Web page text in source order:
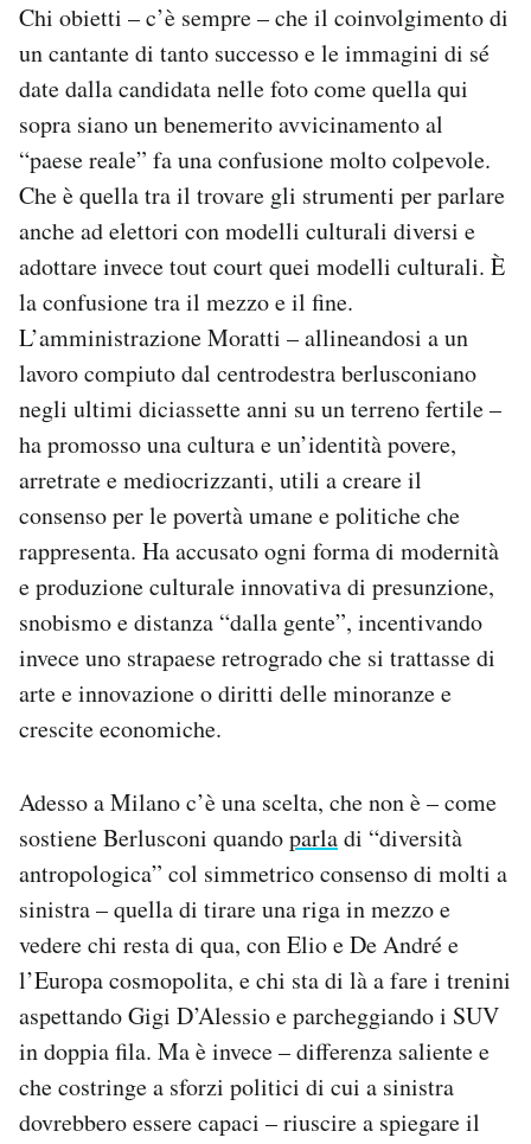
Chi obietti – c’è sempre – che il coinvolgimento di
un cantante di tanto successo e le immagini di sé
date dalla candidata nelle foto come quella qui
sopra siano un benemerito avvicinamento al
“paese reale” fa una confusione molto colpevole.
Che è quella tra il trovare gli strumenti per parlare
anche ad elettori con modelli culturali diversi e
adottare invece tout court quei modelli culturali. È
la confusione tra il mezzo e il fine.
L’amministrazione Moratti – allineandosi a un
lavoro compiuto dal centrodestra berlusconiano
negli ultimi diciassette anni su un terreno fertile –
ha promosso una cultura e un’identità povere,
arretrate e mediocrizzanti, utili a creare il
consenso per le povertà umane e politiche che
rappresenta. Ha accusato ogni forma di modernità
e produzione culturale innovativa di presunzione,
snobismo e distanza “dalla gente”, incentivando
invece uno strapaese retrogrado che si trattasse di
arte e innovazione o diritti delle minoranze e
crescite economiche.
Adesso a Milano c’è una scelta, che non è – come
sostiene Berlusconi quandoparladi “diversità
antropologica” col simmetrico consenso di molti a
sinistra – quella di tirare una riga in mezzo e
vedere chi resta di qua, con Elio e De André e
l’Europa cosmopolita, e chi sta di là a fare i trenini
aspettando Gigi D’Alessio e parcheggiando i SUV
in doppia fila. Ma è invece – differenza saliente e
che costringe a sforzi politici di cui a sinistra
dovrebbero essere capaci – riuscire a spiegare il